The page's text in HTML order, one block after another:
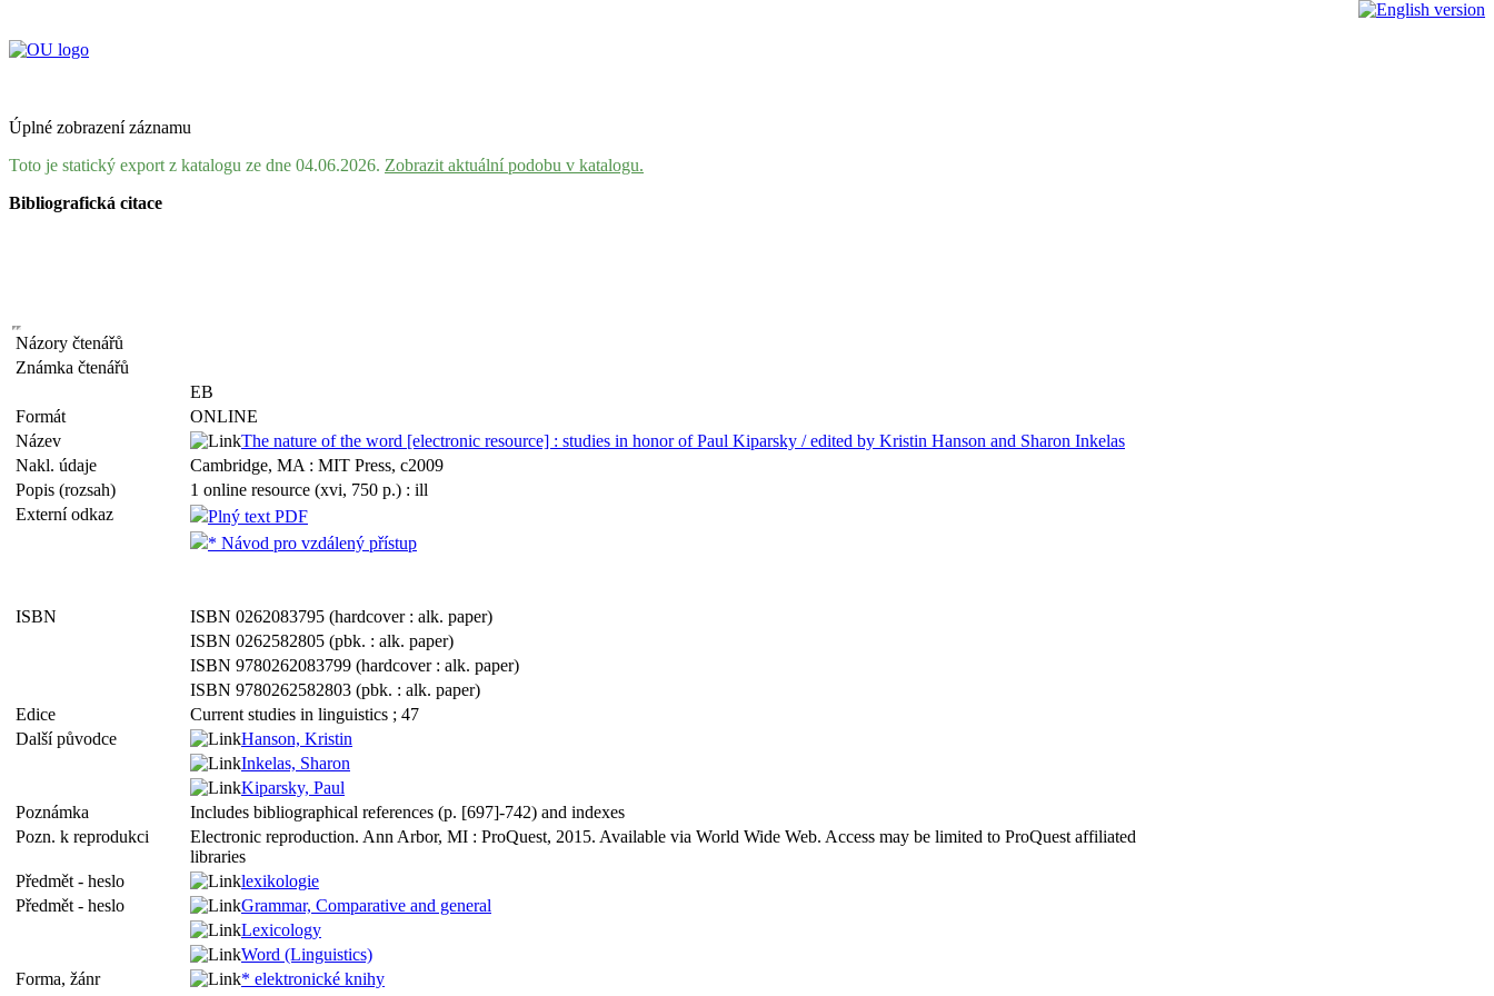
Úplné zobrazení záznamu
Toto je statický export z katalogu ze dne 04.06.2026. Zobrazit aktuální podobu v katalogu.
Bibliografická citace
Názory čtenářů
Známka čtenářů
EB
Formát
ONLINE
Název
The nature of the word [electronic resource] : studies in honor of Paul Kiparsky / edited by Kristin Hanson and Sharon Inkelas
Nakl. údaje
Cambridge, MA : MIT Press, c2009
Popis (rozsah)
1 online resource (xvi, 750 p.) : ill
Externí odkaz
Plný text PDF
* Návod pro vzdálený přístup
ISBN
ISBN 0262083795 (hardcover : alk. paper)
ISBN 0262582805 (pbk. : alk. paper)
ISBN 9780262083799 (hardcover : alk. paper)
ISBN 9780262582803 (pbk. : alk. paper)
Edice
Current studies in linguistics ; 47
Další původce
Hanson, Kristin
Inkelas, Sharon
Kiparsky, Paul
Poznámka
Includes bibliographical references (p. [697]-742) and indexes
Pozn. k reprodukci
Electronic reproduction. Ann Arbor, MI : ProQuest, 2015. Available via World Wide Web. Access may be limited to ProQuest affiliated
libraries
Předmět - heslo
lexikologie
Předmět - heslo
Grammar, Comparative and general
Lexicology
Word (Linguistics)
Forma, žánr
* elektronické knihy